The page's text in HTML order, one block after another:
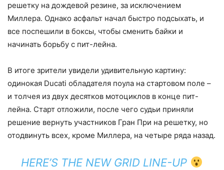
решетку на дождевой резине, за исключением
Миллера. Однако асфальт начал быстро подсыхать, и
все поспешили в боксы, чтобы сменить байки и
начинать борьбу с пит-лейна.
В итоге зрители увидели удивительную картину:
одинокая Ducati обладателя поула на стартовом поле –
и толчея из двух десятков мотоциклов в конце пит-
лейна. Старт отложили, после чего судьи приняли
решение вернуть участников Гран При на решетку, но
отодвинуть всех, кроме Миллера, на четыре ряда назад.
HERE’S THE NEW GRID LINE-UP